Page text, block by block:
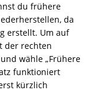
du frühere
da
erstellt. Um auf
der rechten
wähle „Frühere
funktioniert
kürzlich